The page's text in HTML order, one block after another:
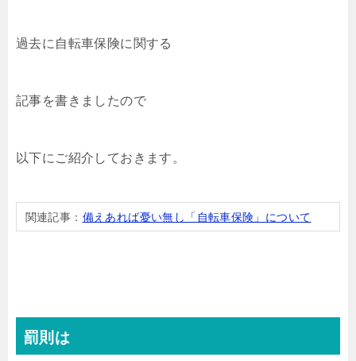
過去に自転車保険に関する
記事を書きましたので
以下にご紹介しておきます。
関連記事： 備えあれば憂い無し「自転車保険」について
罰則は